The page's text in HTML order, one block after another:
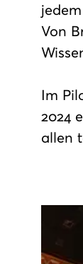
Von
Im
2024
allen